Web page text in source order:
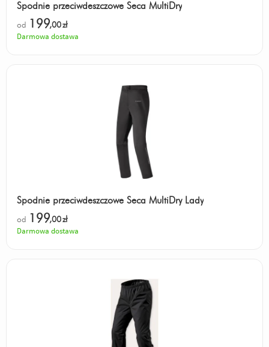
Spodnie przeciwdeszczowe Seca MultiDry
od 199,00zł
Darmowa dostawa
Spodnie przeciwdeszczowe Seca MultiDry Lady
od 199,00zł
Darmowa dostawa